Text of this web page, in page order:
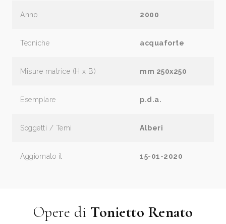
Anno 2000
Tecniche acquaforte
Misure matrice (H x B) mm 250x250
Esemplare p.d.a.
Soggetti / Temi Alberi
Aggiornato il 15-01-2020
Opere di Tonietto Renato